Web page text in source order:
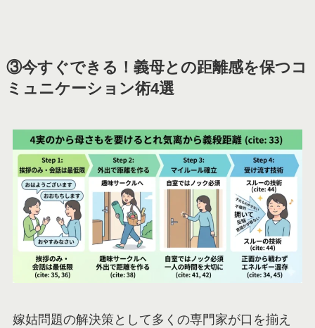
③今すぐできる！義母との距離感を保つコ
ミュニケーション術4選
嫁姑問題の解決策として多くの専門家が口を揃え